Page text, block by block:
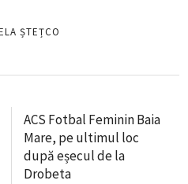
ȘTEȚCO
ACS Fotbal Feminin Baia
Mare, pe ultimul loc
după eșecul de la
Drobeta